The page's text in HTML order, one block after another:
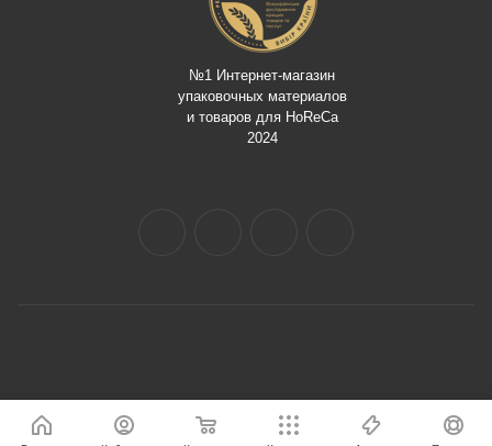
№1 Интернет-магазин
упаковочных материалов
и товаров для HoReCa
2024